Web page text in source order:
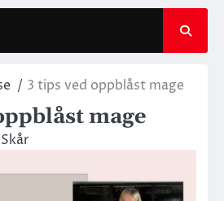
3 tips ved oppblåst mage
mage